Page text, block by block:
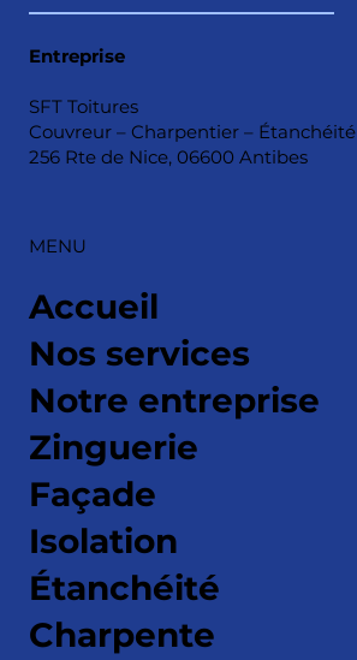
Entreprise
SFT Toitures
Couvreur – Charpentier – Étanchéité
256 Rte de Nice, 06600 Antibes
MENU
Accueil
Nos services
Notre entreprise
Zinguerie
Façade
Isolation
Étanchéité
Charpente